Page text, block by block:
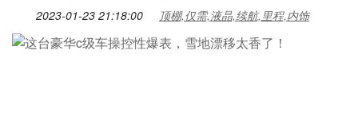
2023-01-23 21:18:00 顶棚,仅需,液晶,续航,里程,内饰